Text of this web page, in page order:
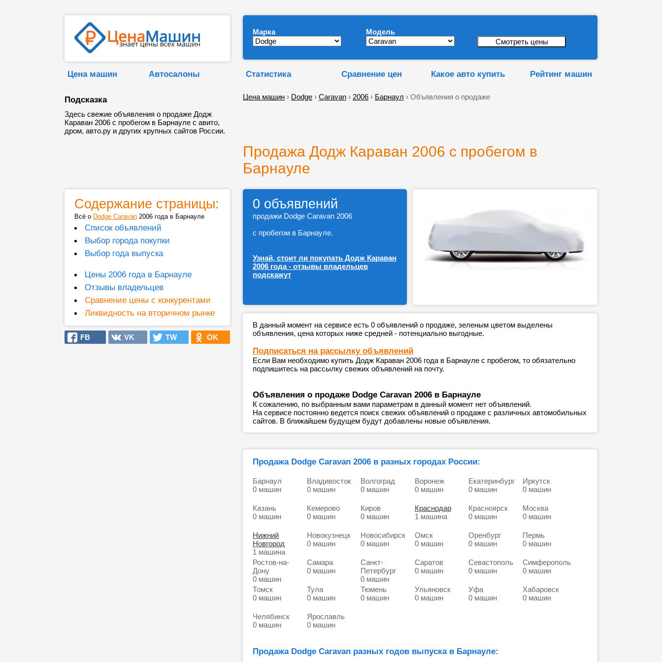
Марка Модель
Цена машин Автосалоны Статистика Сравнение цен Какое авто купить Рейтинг машин
Подсказка
Здесь свежие объявления о продаже Додж
Караван 2006 с пробегом в Барнауле с авито,
дром, авто.ру и других крупных сайтов России.
Цена машин › Dodge › Caravan › 2006 › Барнаул › Объявления о продаже
Продажа Додж Караван 2006 с пробегом в
Барнауле
Содержание страницы:
Всё о Dodge Caravan 2006 года в Барнауле
Список объявлений
Выбор города покупки
Выбор года выпуска
Цены 2006 года в Барнауле
Отзывы владельцев
Сравнение цены с конкурентами
Ликвидность на вторичном рынке
FB VK TW OK
0 объявлений
продажи Dodge Caravan 2006
с пробегом в Барнауле.
Узнай, стоит ли покупать Додж Караван
2006 года - отзывы владельцев
подскажут
В данный момент на сервисе есть 0 объявлений о продаже, зеленым цветом выделены
объявления, цена которых ниже средней - потенциально выгодные.
Подписаться на рассылку объявлений
Если Вам необходимо купить Додж Караван 2006 года в Барнауле с пробегом, то обязательно
подпишитесь на рассылку свежих объявлений на почту.
Объявления о продаже Dodge Caravan 2006 в Барнауле
К сожалению, по выбранным вами параметрам в данный момент нет объявлений.
На сервисе постоянно ведется поиск свежих объявлений о продаже с различных автомобильных
сайтов. В ближайшем будущем будут добавлены новые объявления.
Продажа Dodge Caravan 2006 в разных городах России:
Барнаул
0 машин
Владивосток
0 машин
Волгоград
0 машин
Воронеж
0 машин
Екатеринбург
0 машин
Иркутск
0 машин
Казань
0 машин
Кемерово
0 машин
Киров
0 машин
Краснодар
1 машина
Красноярск
0 машин
Москва
0 машин
Нижний
Новгород
1 машина
Новокузнецк
0 машин
Новосибирск
0 машин
Омск
0 машин
Оренбург
0 машин
Пермь
0 машин
Ростов-на-
Дону
0 машин
Самара
0 машин
Санкт-
Петербург
0 машин
Саратов
0 машин
Севастополь
0 машин
Симферополь
0 машин
Томск
0 машин
Тула
0 машин
Тюмень
0 машин
Ульяновск
0 машин
Уфа
0 машин
Хабаровск
0 машин
Челябинск
0 машин
Ярославль
0 машин
Продажа Dodge Caravan разных годов выпуска в Барнауле: